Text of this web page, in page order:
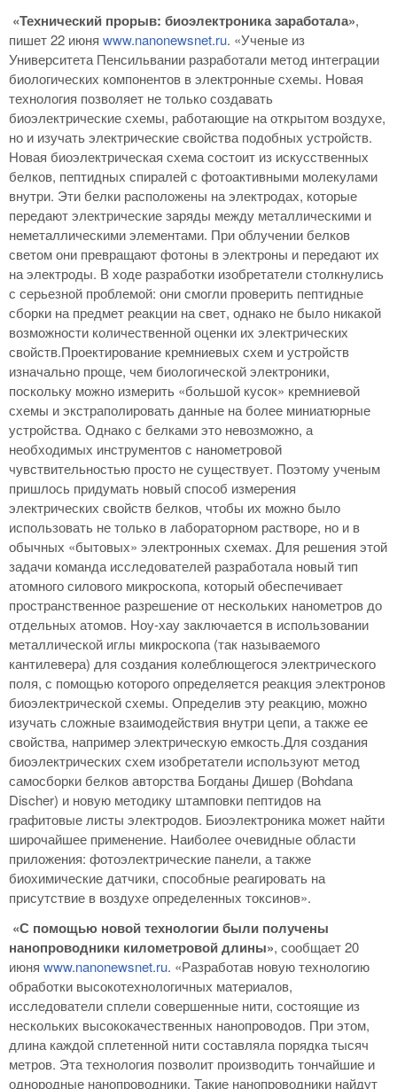
«Технический прорыв: биоэлектроника заработала»,
пишет 22 июня www.nanonewsnet.ru. «Ученые из
Университета Пенсильвании разработали метод интеграции
биологических компонентов в электронные схемы. Новая
технология позволяет не только создавать
биоэлектрические схемы, работающие на открытом воздухе,
но и изучать электрические свойства подобных устройств.
Новая биоэлектрическая схема состоит из искусственных
белков, пептидных спиралей с фотоактивными молекулами
внутри. Эти белки расположены на электродах, которые
передают электрические заряды между металлическими и
неметаллическими элементами. При облучении белков
светом они превращают фотоны в электроны и передают их
на электроды. В ходе разработки изобретатели столкнулись
с серьезной проблемой: они смогли проверить пептидные
сборки на предмет реакции на свет, однако не было никакой
возможности количественной оценки их электрических
свойств.Проектирование кремниевых схем и устройств
изначально проще, чем биологической электроники,
поскольку можно измерить «большой кусок» кремниевой
схемы и экстраполировать данные на более миниатюрные
устройства. Однако с белками это невозможно, а
необходимых инструментов с нанометровой
чувствительностью просто не существует. Поэтому ученым
пришлось придумать новый способ измерения
электрических свойств белков, чтобы их можно было
использовать не только в лабораторном растворе, но и в
обычных «бытовых» электронных схемах. Для решения этой
задачи команда исследователей разработала новый тип
атомного силового микроскопа, который обеспечивает
пространственное разрешение от нескольких нанометров до
отдельных атомов. Ноу-хау заключается в использовании
металлической иглы микроскопа (так называемого
кантилевера) для создания колеблющегося электрического
поля, с помощью которого определяется реакция электронов
биоэлектрической схемы. Определив эту реакцию, можно
изучать сложные взаимодействия внутри цепи, а также ее
свойства, например электрическую емкость.Для создания
биоэлектрических схем изобретатели используют метод
самосборки белков авторства Богданы Дишер (Bohdana
Discher) и новую методику штамповки пептидов на
графитовые листы электродов. Биоэлектроника может найти
широчайшее применение. Наиболее очевидные области
приложения: фотоэлектрические панели, а также
биохимические датчики, способные реагировать на
присутствие в воздухе определенных токсинов».
«С помощью новой технологии были получены
нанопроводники километровой длины», сообщает 20
июня www.nanonewsnet.ru. «Разработав новую технологию
обработки высокотехнологичных материалов,
исследователи сплели совершенные нити, состоящие из
нескольких высококачественных нанопроводов. При этом,
длина каждой сплетенной нити составляла порядка тысяч
метров. Эта технология позволит производить тончайшие и
однородные нанопроводники. Такие нанопроводники найдут